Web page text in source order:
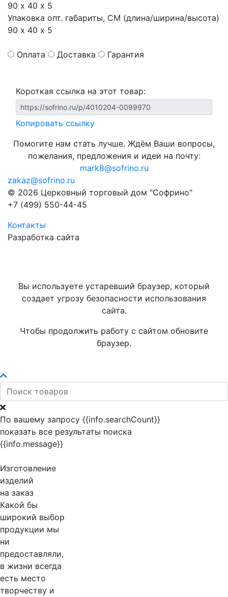
90 х 40 х 5
Упаковка опт. габариты, СМ (длина/ширина/высота)
90 х 40 х 5
Оплата Доставка Гарантия
Короткая ссылка на этот товар:
Копировать ссылку
Помогите нам стать лучше. Ждём Ваши вопросы,
пожелания, предложения и идеи на почту:
mark8@sofrino.ru
zakaz@sofrino.ru
© 2026 Церковный торговый дом "Софрино"
+7 (499) 550-44-45
Контакты
Разработка сайта
Вы используете устаревший браузер, который
создает угрозу безопасности использования
сайта.
Чтобы продолжить работу с сайтом обновите
браузер.
По вашему запросу {{info.searchCount}}
показать все результаты поиска
{{info.message}}
Изготовление
изделий
на заказ
Какой бы
широкий выбор
продукции мы
ни
предоставляли,
в жизни всегда
есть место
творчеству и